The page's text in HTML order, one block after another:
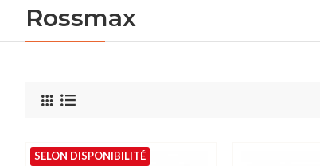
Rossmax
SELON DISPONIBILITÉ